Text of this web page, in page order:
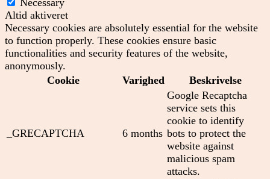
Altid aktiveret
Necessary cookies are absolutely essential for the website
to function properly. These cookies ensure basic
functionalities and security features of the website,
anonymously.
Cookie
Varighed Beskrivelse
_GRECAPTCHA 6 months
Google Recaptcha
service sets this
cookie to identify
bots to protect the
website against
malicious spam
attacks.